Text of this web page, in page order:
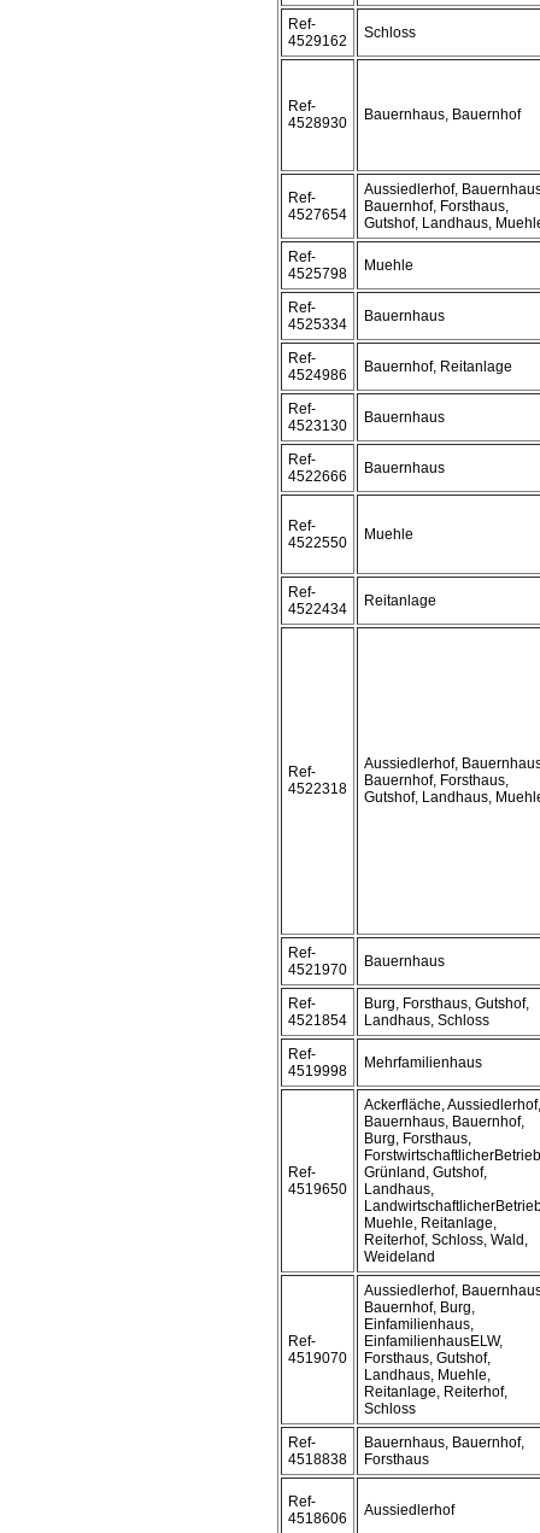
Ref-
4529162
Schloss
Ref-
4528930
Bauernhaus, Bauernhof
Ref-
4527654
Aussiedlerhof,
Bauernhof, Forsthaus,
Gutshof, Landhaus,
Ref-
4525798
Muehle
Ref-
4525334
Bauernhaus
Ref-
4524986
Bauernhof, Reitanlage
Ref-
4523130
Bauernhaus
Ref-
4522666
Bauernhaus
Ref-
4522550
Muehle
Ref-
4522434
Reitanlage
Ref-
4522318
Aussiedlerhof,
Bauernhof, Forsthaus,
Gutshof, Landhaus,
Ref-
4521970
Bauernhaus
Ref-
4521854
Burg, Forsthaus, Gutshof,
Landhaus, Schloss
Ref-
4519998
Mehrfamilienhaus
Ref-
4519650
Ackerfläche, Aussiedlerhof,
Bauernhaus, Bauernhof,
Burg, Forsthaus,
Grünland, Gutshof,
Landhaus,
Muehle, Reitanlage,
Reiterhof, Schloss, Wald,
Weideland
Ref-
4519070
Aussiedlerhof,
Bauernhof, Burg,
Einfamilienhaus,
EinfamilienhausELW,
Forsthaus, Gutshof,
Landhaus, Muehle,
Reitanlage, Reiterhof,
Schloss
Ref-
4518838
Bauernhaus, Bauernhof,
Forsthaus
Ref-
4518606
Aussiedlerhof